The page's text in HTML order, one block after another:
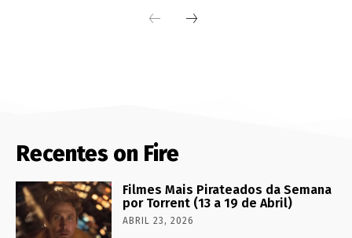
Recentes on Fire
Filmes Mais Pirateados da Semana
por Torrent (13 a 19 de Abril)
ABRIL 23, 2026